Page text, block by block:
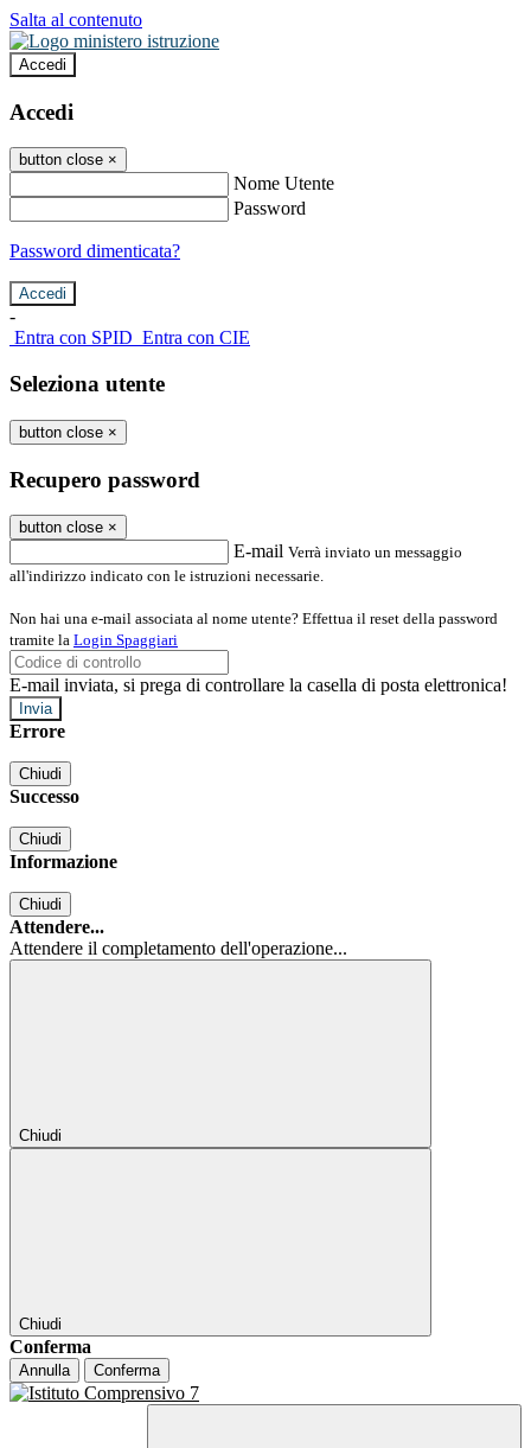
Salta al contenuto
Accedi
Accedi
button close ×
Nome Utente
Password
Password dimenticata?
-
Entra con SPID Entra con CIE
Seleziona utente
button close ×
Recupero password
button close ×
E-mail Verrà inviato un messaggio
all'indirizzo indicato con le istruzioni necessarie.
Non hai una e-mail associata al nome utente? Effettua il reset della password
tramite la Login Spaggiari
E-mail inviata, si prega di controllare la casella di posta elettronica!
Errore
Chiudi
Successo
Chiudi
Informazione
Chiudi
Attendere...
Attendere il completamento dell'operazione...
Chiudi
Chiudi
Conferma
Annulla Conferma